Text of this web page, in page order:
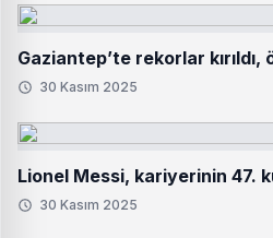
Gaziantep’te rekorlar
30 Kasım 2025
Lionel Messi, kariyerinin 47.
30 Kasım 2025